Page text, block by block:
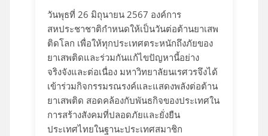
วันพุธที่ 26 มิถุนายน 2567 องค์การ
สหประชาชาติกำหนดให้เป็นวันต่อต้านยาเสพ
ติดโลก เพื่อให้ทุกประเทศตระหนักถึงภัยของ
ยาเสพติดและร่วมกันแก้ไขปัญหานี้อย่าง
จริงจังและต่อเนื่อง มหาวิทยาลัยนเรศวรจึงได้
เข้าร่วมกิจกรรมรณรงค์และแสดงพลังต่อต้าน
ยาเสพติด สอดคล้องกับพันธกิจของประเทศใน
การสร้างสังคมที่ปลอดภัยและยั่งยืน
ประเทศไทยในฐานะประเทศสมาชิก